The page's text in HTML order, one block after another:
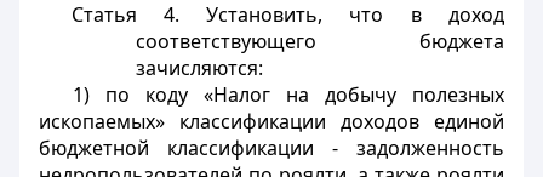
Статья 4.Установить, что в доход
соответствующего бюджета
зачисляются:
1) по коду «Налог на добычу полезных
ископаемых» классификации доходов единой
бюджетной классификации - задолженность